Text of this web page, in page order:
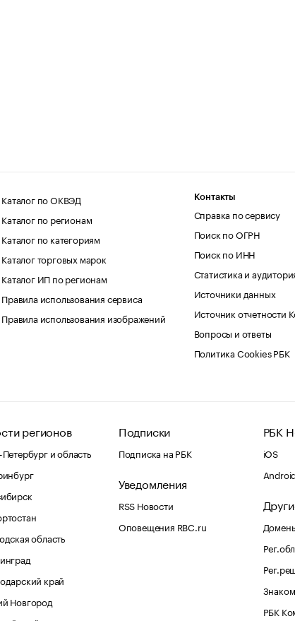
Каталог по ОКВЭД
Каталог по регионам
Каталог по категориям
Каталог торговых марок
Каталог ИП по регионам
Правила использования сервиса
Правила использования изображений
Контакты
Справка по сервису
Поиск по ОГРН
Поиск по ИНН
Статистика и
Источники данных
Источник отчетности
Вопросы и ответы
Политика Cookies РБК
регионов
и область
область
край
Новгород
Подписки
Подписка на РБК
Уведомления
RSS Новости
Оповещения RBC.ru
РБК
iOS
РБК